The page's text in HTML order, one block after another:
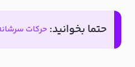
حتما بخوانید: حرکات